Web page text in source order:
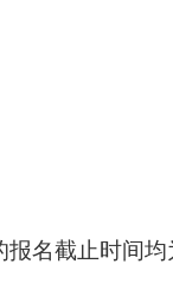
报名截止时间